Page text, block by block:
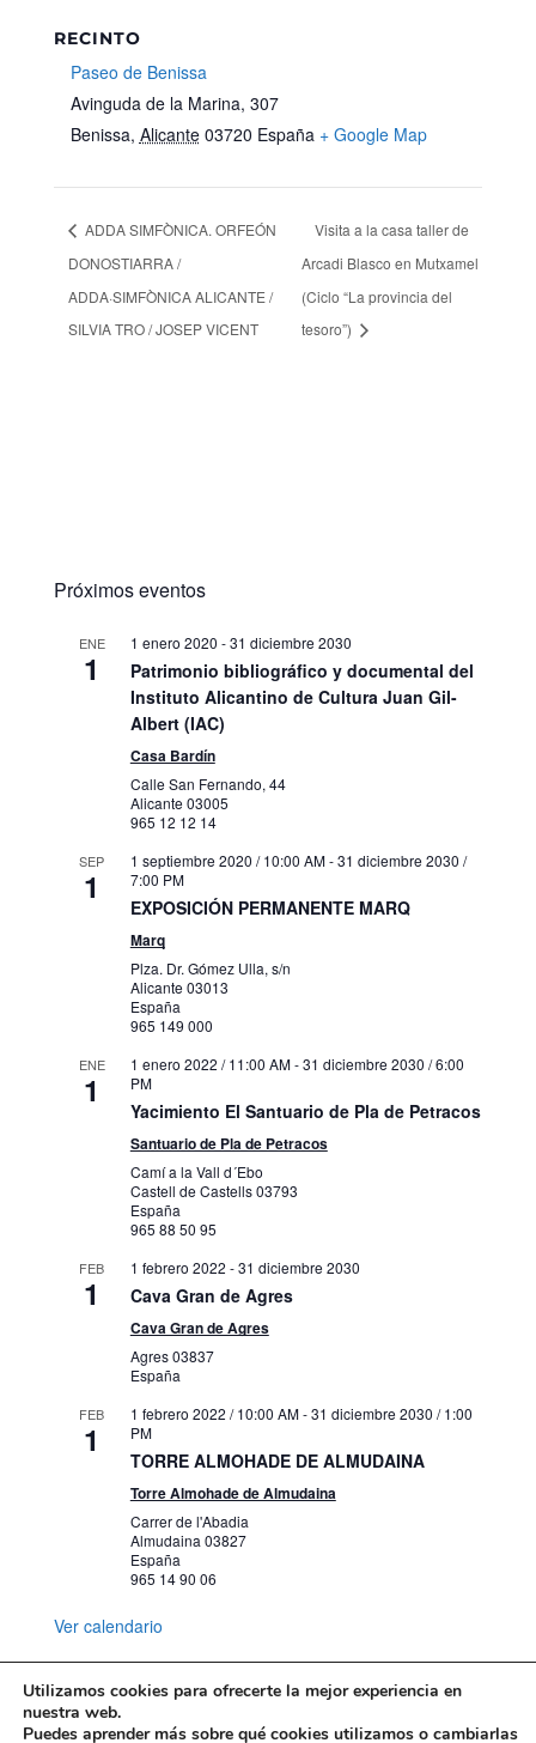
RECINTO
Paseo de Benissa
Avinguda de la Marina, 307
Benissa, Alicante 03720 España + Google Map
ADDA SIMFÒNICA. ORFEÓN
DONOSTIARRA /
ADDA·SIMFÒNICA ALICANTE /
SILVIA TRO / JOSEP VICENT
Visita a la casa taller de
Arcadi Blasco en Mutxamel
(Ciclo “La provincia del
tesoro”)
Próximos eventos
ENE
1
1 enero 2020 -31 diciembre 2030
Patrimonio bibliográfico y documental del
Instituto Alicantino de Cultura Juan Gil-
Albert (IAC)
Casa Bardín
Calle San Fernando, 44
Alicante 03005
965 12 12 14
SEP
1
1 septiembre 2020 / 10:00 AM-31 diciembre 2030 /
7:00 PM
EXPOSICIÓN PERMANENTE MARQ
Marq
Plza. Dr. Gómez Ulla, s/n
Alicante 03013
España
965 149 000
ENE
1
1 enero 2022 / 11:00 AM-31 diciembre 2030 / 6:00
PM
Yacimiento El Santuario de Pla de Petracos
Santuario de Pla de Petracos
Camí a la Vall d´Ebo
Castell de Castells03793
España
965 88 50 95
FEB
1
1 febrero 2022 -31 diciembre 2030
Cava Gran de Agres
Cava Gran de Agres
Agres03837
España
FEB
1
1 febrero 2022 / 10:00 AM-31 diciembre 2030 / 1:00
PM
TORRE ALMOHADE DE ALMUDAINA
Torre Almohade de Almudaina
Carrer de l'Abadia
Almudaina03827
España
965 14 90 06
Ver calendario
Utilizamos cookies para ofrecerte la mejor experiencia en
nuestra web.
Puedes aprender más sobre qué cookies utilizamos o cambiarlas